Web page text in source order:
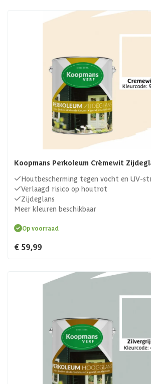
Koopmans Perkoleum Crèmewit
Houtbescherming tegen vocht en UV-
Verlaagd risico op houtrot
Zijdeglans
Meer kleuren beschikbaar
Op voorraad
€ 59,99